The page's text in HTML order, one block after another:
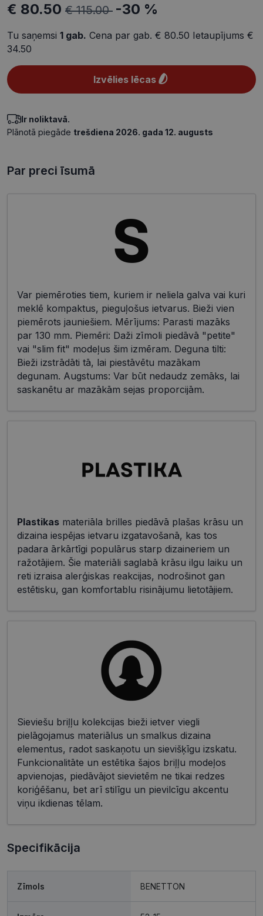
€ 80.50 € 115.00 -30 %
Tu saņemsi 1 gab. Cena par gab. € 80.50 Ietaupījums €
34.50
Izvēlies lēcas
Ir noliktavā.
Plānotā piegāde trešdiena 2026. gada 12. augusts
Par preci īsumā
Var piemēroties tiem, kuriem ir neliela galva vai kuri
meklē kompaktus, pieguļošus ietvarus. Bieži vien
piemērots jauniešiem. Mērījums: Parasti mazāks
par 130 mm. Piemēri: Daži zīmoli piedāvā "petite"
vai "slim fit" modeļus šim izmēram. Deguna tilti:
Bieži izstrādāti tā, lai piestāvētu mazākam
degunam. Augstums: Var būt nedaudz zemāks, lai
saskanētu ar mazākām sejas proporcijām.
Plastikas materiāla brilles piedāvā plašas krāsu un
dizaina iespējas ietvaru izgatavošanā, kas tos
padara ārkārtīgi populārus starp dizaineriem un
ražotājiem. Šie materiāli saglabā krāsu ilgu laiku un
reti izraisa alerģiskas reakcijas, nodrošinot gan
estētisku, gan komfortablu risinājumu lietotājiem.
Sieviešu briļļu kolekcijas bieži ietver viegli
pielāgojamus materiālus un smalkus dizaina
elementus, radot saskaņotu un sievišķīgu izskatu.
Funkcionalitāte un estētika šajos briļļu modeļos
apvienojas, piedāvājot sievietēm ne tikai redzes
koriģēšanu, bet arī stilīgu un pievilcīgu akcentu
viņu ikdienas tēlam.
Specifikācija
Zīmols BENETTON